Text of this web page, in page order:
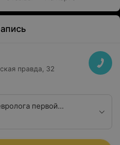
правда, 32
первой